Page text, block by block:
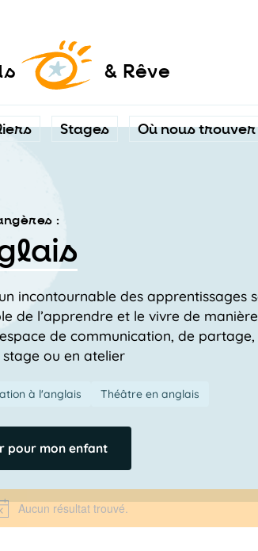
& Rêve
Stages Où nous trouver
:
incontournable des apprentissages
de l’apprendre et le vivre de
de communication, de
stage ou en atelier
à l'anglais Théâtre en anglais
pour mon enfant
Notice
Aucun résultat trouvé.